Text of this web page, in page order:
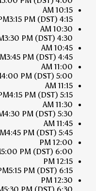
10:15 AM
4:15 PM
3:15 PM (DST)
10:30 AM
4:30 PM
3:30 PM (DST)
10:45 AM
4:45 PM
3:45 PM (DST)
11:00 AM
5:00 PM
4:00 PM (DST)
11:15 AM
5:15 PM
4:15 PM (DST)
11:30 AM
5:30 PM
4:30 PM (DST)
11:45 AM
5:45 PM
4:45 PM (DST)
12:00 PM
6:00 PM
5:00 PM (DST)
12:15 PM
6:15 PM
5:15 PM (DST)
12:30 PM
6:30 PM
5:30 PM (DST)